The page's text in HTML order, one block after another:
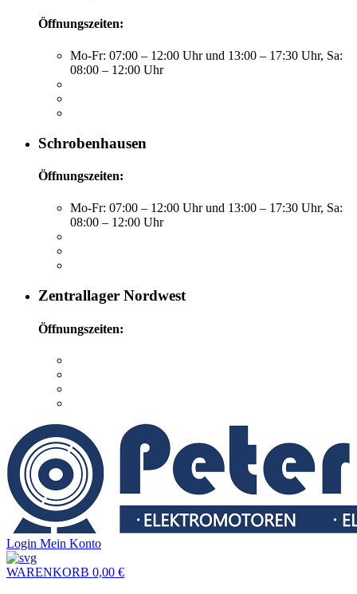
Öffnungszeiten:
Mo-Fr: 07:00 – 12:00 Uhr und 13:00 – 17:30 Uhr, Sa:
08:00 – 12:00 Uhr
Schrobenhausen
Öffnungszeiten:
Mo-Fr: 07:00 – 12:00 Uhr und 13:00 – 17:30 Uhr, Sa:
08:00 – 12:00 Uhr
Zentrallager Nordwest
Öffnungszeiten:
Login Mein Konto
WARENKORB 0,00 €